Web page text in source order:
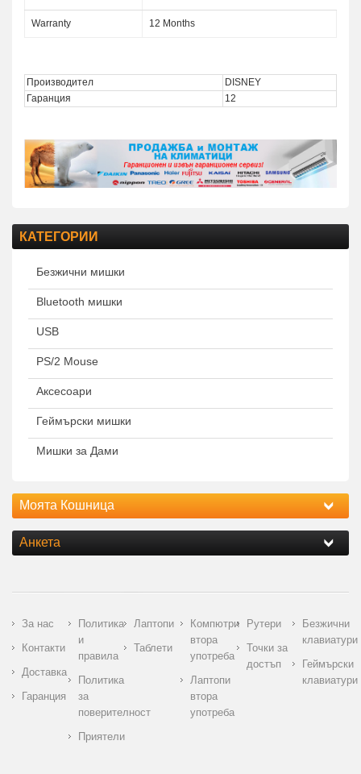
Warranty 12 Months
Производител
DISNEY
Гаранция
12
КАТЕГОРИИ
Безжични мишки
Bluetooth мишки
USB
PS/2 Mouse
Аксесоари
Геймърски мишки
Мишки за Дами
Моята Кошница
Анкета
За нас
Контакти
Доставка
Гаранция
Политика
и
правила
Политика
за
поверителност
Приятели
Лаптопи
Таблети
Компютри
втора
употреба
Лаптопи
втора
употреба
Рутери
Точки за
достъп
Безжични
клавиатури
Геймърски
клавиатури